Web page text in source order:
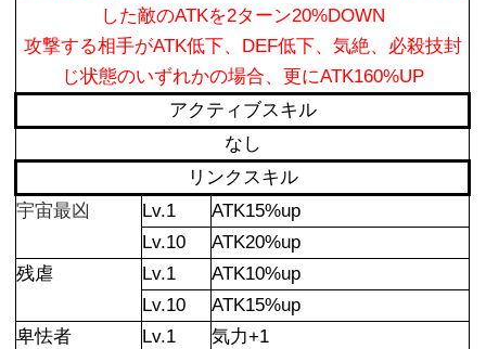
した敵のATKを2ターン20%DOWN
攻撃する相手がATK低下、DEF低下、気絶、必殺技封
じ状態のいずれかの場合、更にATK160%UP
アクティブスキル
なし
リンクスキル
宇宙最凶
Lv.1
ATK15%up
Lv.10
ATK20%up
残虐
Lv.1
ATK10%up
Lv.10
ATK15%up
卑怯者
Lv.1
気力+1